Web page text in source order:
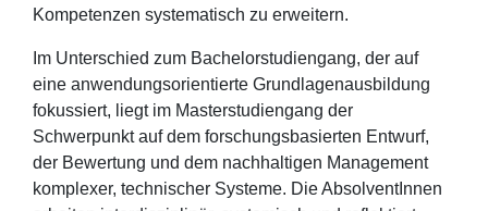
Kompetenzen systematisch zu erweitern.
Im Unterschied zum Bachelorstudiengang, der auf
eine anwendungsorientierte Grundlagenausbildung
fokussiert, liegt im Masterstudiengang der
Schwerpunkt auf dem forschungsbasierten Entwurf,
der Bewertung und dem nachhaltigen Management
komplexer, technischer Systeme. Die AbsolventInnen